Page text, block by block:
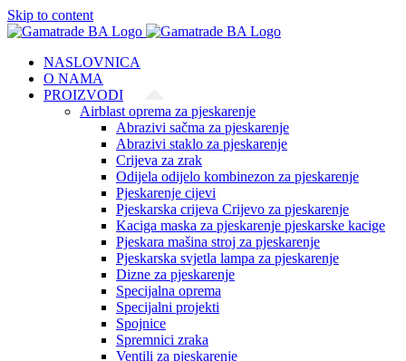
Skip to content
NASLOVNICA
O NAMA
PROIZVODI
Airblast oprema za pjeskarenje
Abrazivi sačma za pjeskarenje
Abrazivi staklo za pjeskarenje
Crijeva za zrak
Odijela odijelo kombinezon za pjeskarenje
Pjeskarenje cijevi
Pjeskarska crijeva Crijevo za pjeskarenje
Kaciga maska za pjeskarenje pjeskarske kacige
Pjeskara mašina stroj za pjeskarenje
Pjeskarska svjetla lampa za pjeskarenje
Dizne za pjeskarenje
Specijalna oprema
Specijalni projekti
Spojnice
Spremnici zraka
Ventili za pjeskarenje